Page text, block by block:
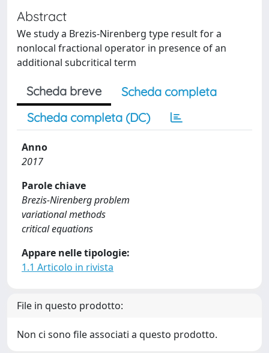
Abstract
We study a Brezis-Nirenberg type result for a
nonlocal fractional operator in presence of an
additional subcritical term
Scheda breve
Scheda completa
Scheda completa (DC)
Anno
2017
Parole chiave
Brezis-Nirenberg problem
variational methods
critical equations
Appare nelle tipologie:
1.1 Articolo in rivista
File in questo prodotto:
Non ci sono file associati a questo prodotto.